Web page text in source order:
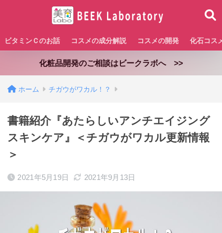
ビタミンＣのお話 コスメの成分解説 コスメの開発 化石コス
化粧品開発のご相談はビークラボへ >>
ホーム チガウがワカル！？
書籍紹介『あたらしいアンチエイジング
スキンケア』＜チガウがワカル更新情報
＞
2021年5月19日 2021年9月13日